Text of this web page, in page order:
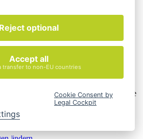
Tätigkeit handeln. Wir schließen
§ 13 BGB.
abweichen können. Maßgeblich sind die
Abbildungen im unverbindlichen
wir das ausgewählte Produkt
Reject optional
Accept all
transfer to non-EU countries
Cookie Consent by
Legal Cockpit